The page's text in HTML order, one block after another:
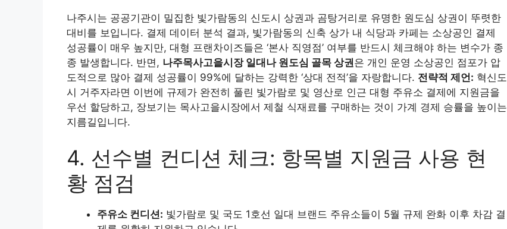
나주시는 공공기관이 밀집한 빛가람동의 신도시 상권과 곰탕거리로 유명한 원도심 상권이 뚜렷한
대비를 보입니다. 결제 데이터 분석 결과, 빛가람동의 신축 상가 내 식당과 카페는 소상공인 결제
성공률이 매우 높지만, 대형 프랜차이즈들은 ‘본사 직영점’ 여부를 반드시 체크해야 하는 변수가 종
종 발생합니다. 반면, 나주목사고을시장 일대나 원도심 골목 상권은 개인 운영 소상공인 점포가 압
도적으로 많아 결제 성공률이 99%에 달하는 강력한 ‘상대 전적’을 자랑합니다. 전략적 제언: 혁신도
시 거주자라면 이번에 규제가 완전히 풀린 빛가람로 및 영산로 인근 대형 주유소 결제에 지원금을
우선 할당하고, 장보기는 목사고을시장에서 제철 식재료를 구매하는 것이 가계 경제 승률을 높이는
지름길입니다.
4. 선수별 컨디션 체크: 항목별 지원금 사용 현
황 점검
주유소 컨디션: 빛가람로 및 국도 1호선 일대 브랜드 주유소들이 5월 규제 완화 이후 차감 결